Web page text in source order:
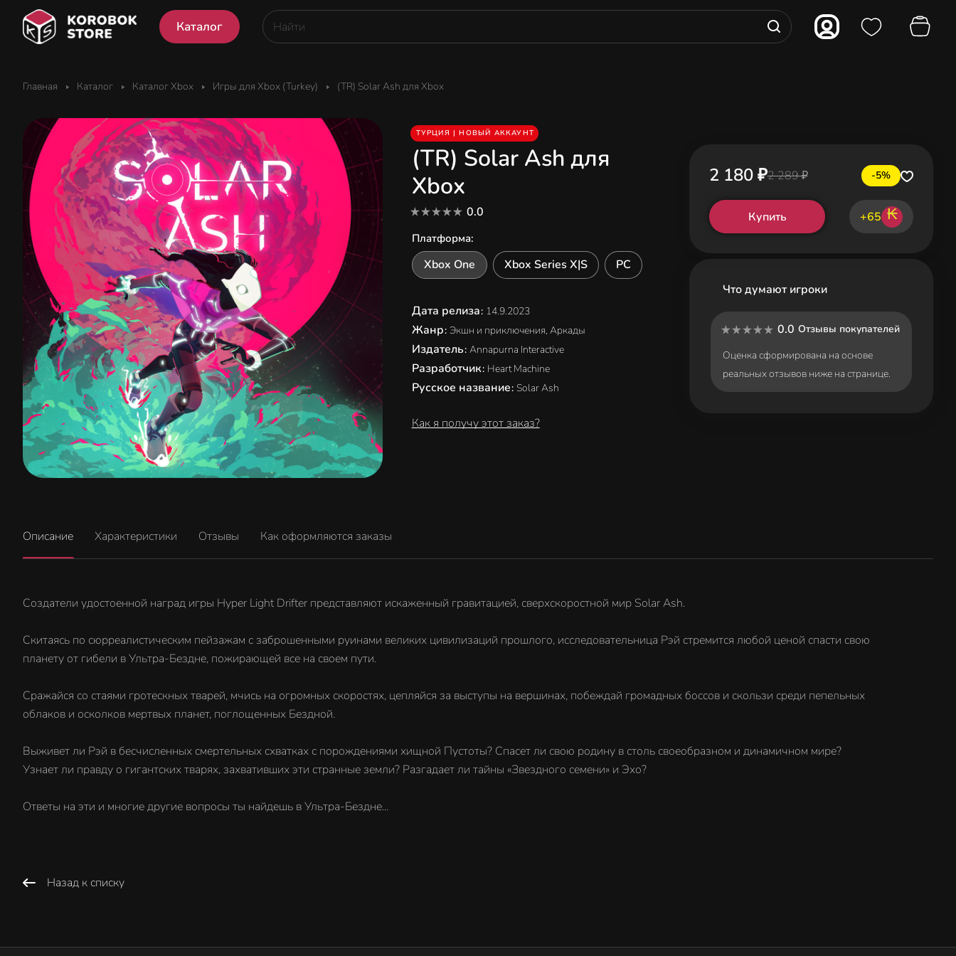
Каталог
Главная Каталог Каталог Xbox Игры для Xbox (Turkey) (TR) Solar Ash для Xbox
ТУРЦИЯ | НОВЫЙ АККАУНТ
(TR) Solar Ash для
Xbox
0.0
Платформа:
Xbox One Xbox Series X|S PC
Дата релиза: 14.9.2023
Жанр: Экшн и приключения, Аркады
Издатель: Annapurna Interactive
Разработчик: Heart Machine
Русское название: Solar Ash
Как я получу этот заказ?
2 180 ₽2 289 ₽ -5%
Купить +65 ₭
Что думают игроки
0.0 Отзывы покупателей
Оценка сформирована на основе
реальных отзывов ниже на странице.
Описание Характеристики Отзывы Как оформляются заказы
Создатели удостоенной наград игры Hyper Light Drifter представляют искаженный гравитацией, сверхскоростной мир Solar Ash.
Скитаясь по сюрреалистическим пейзажам с заброшенными руинами великих цивилизаций прошлого, исследовательница Рэй стремится любой ценой спасти свою
планету от гибели в Ультра-Бездне, пожирающей все на своем пути.
Сражайся со стаями гротескных тварей, мчись на огромных скоростях, цепляйся за выступы на вершинах, побеждай громадных боссов и скользи среди пепельных
облаков и осколков мертвых планет, поглощенных Бездной.
Выживет ли Рэй в бесчисленных смертельных схватках с порождениями хищной Пустоты? Спасет ли свою родину в столь своеобразном и динамичном мире?
Узнает ли правду о гигантских тварях, захвативших эти странные земли? Разгадает ли тайны «Звездного семени» и Эхо?
Ответы на эти и многие другие вопросы ты найдешь в Ультра-Бездне...
Назад к списку